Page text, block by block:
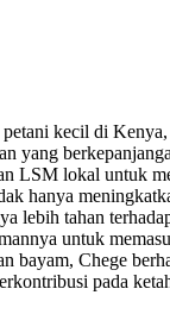
petani kecil di
yang
LSM lokal untuk
hanya
lebih tahan
untuk
bayam, Chege
pada